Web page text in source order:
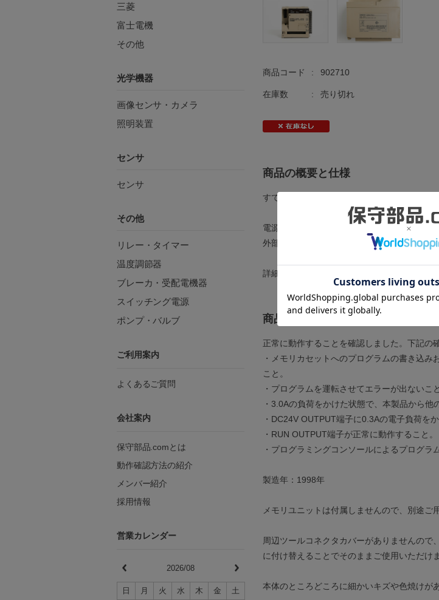
商品コード : 902710
在庫数 : 売り切れ
商品の概要と仕様
すでに生産終了している貴重な製品です。
電源電圧：AC100-120/200-240V 50/60Hz
外部電圧出力：DC24V 最大0.3A
詳細は
商品の状態
正常に動作することを確認しました。下記の
・メモリカセットへのプログラムの書き込
こと。
・プログラムを運転させてエラーが出ないこと
・3.0Aの負荷をかけた状態で、本製品から他
・DC24V OUTPUT端子に0.3Aの電子負荷を
・RUN OUTPUT端子が正常に動作すること。
・プログラミングコンソールによるプログラ
製造年：1998年
メモリユニットは付属しませんので、別途ご
周辺ツールコネクタカバーがありませんので
に付け替えることでそのままご使用いただけま
本体のところどころに細かいキズや色焼けが
三菱
富士電機
その他
光学機器
画像センサ・カメラ
照明装置
センサ
センサ
その他
リレー・タイマー
温度調節器
ブレーカ・受配電機器
スイッチング電源
ポンプ・バルブ
ご利用案内
よくあるご質問
会社案内
保守部品.comとは
動作確認方法の紹介
メンバー紹介
採用情報
営業カレンダー
2026/08
日 月 火 水 木 金 土